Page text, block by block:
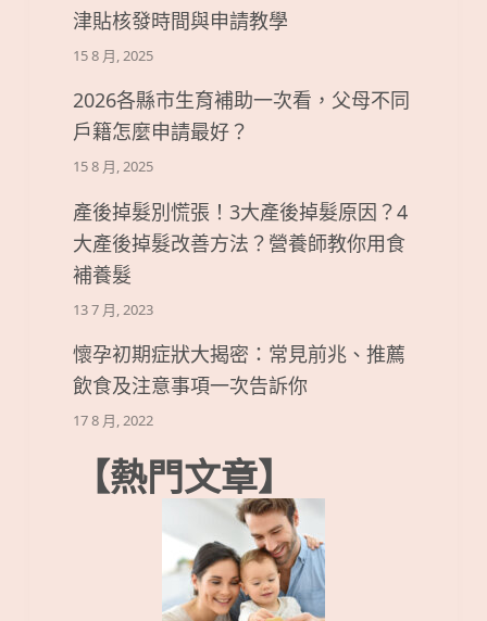
津貼核發時間與申請教學
15 8 月, 2025
2026各縣市生育補助一次看，父母不同
戶籍怎麼申請最好？
15 8 月, 2025
產後掉髮別慌張！3大產後掉髮原因？4
大產後掉髮改善方法？營養師教你用食
補養髮
13 7 月, 2023
懷孕初期症狀大揭密：常見前兆、推薦
飲食及注意事項一次告訴你
17 8 月, 2022
【熱門文章】